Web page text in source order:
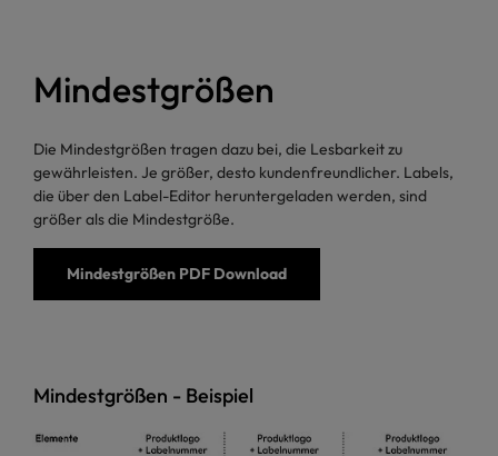
Mindestgrößen
Die Mindestgrößen tragen dazu bei, die Lesbarkeit zu
gewährleisten. Je größer, desto kundenfreundlicher. Labels,
die über den Label-Editor heruntergeladen werden, sind
größer als die Mindestgröße.
Mindestgrößen PDF Download
Mindestgrößen - Beispiel